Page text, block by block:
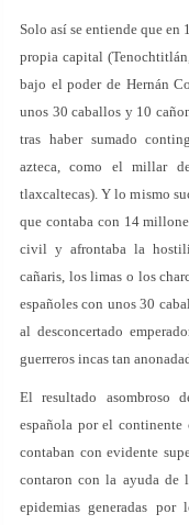
Solo así se entiende que
propia capital
bajo el poder de Hernán
unos 30 caballos y 10
tras haber sumado
azteca, como el millar
tlaxcaltecas). Y lo mismo
que contaba con 14
civil y afrontaba la
cañaris, los limas o los
españoles con unos 30
al desconcertado
guerreros incas tan
El resultado asombroso
española por el
contaban con evidente
contaron con la ayuda de
epidemias generadas